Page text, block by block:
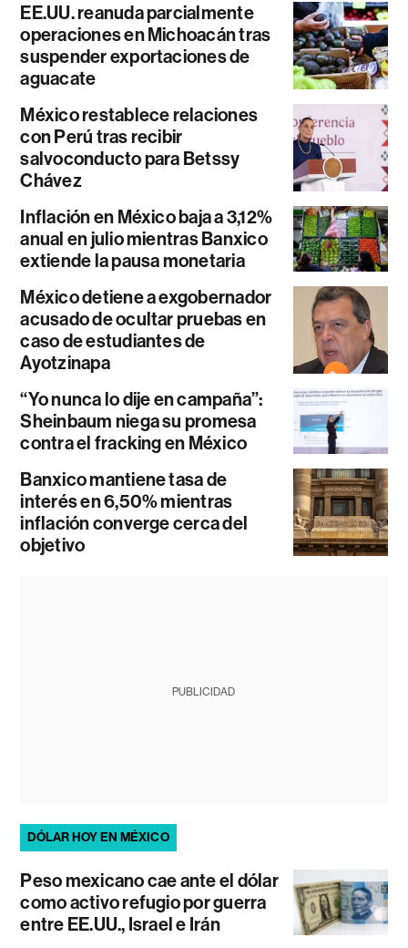
EE.UU. reanuda parcialmente
operaciones en Michoacán tras
suspender exportaciones de
aguacate
México restablece relaciones
con Perú tras recibir
salvoconducto para Betssy
Chávez
Inflación en México baja a 3,12%
anual en julio mientras Banxico
extiende la pausa monetaria
México detiene a exgobernador
acusado de ocultar pruebas en
caso de estudiantes de
Ayotzinapa
“Yo nunca lo dije en campaña”:
Sheinbaum niega su promesa
contra el fracking en México
Banxico mantiene tasa de
interés en 6,50% mientras
inflación converge cerca del
objetivo
PUBLICIDAD
DÓLAR HOY EN MÉXICO
Peso mexicano cae ante el dólar
como activo refugio por guerra
entre EE.UU., Israel e Irán